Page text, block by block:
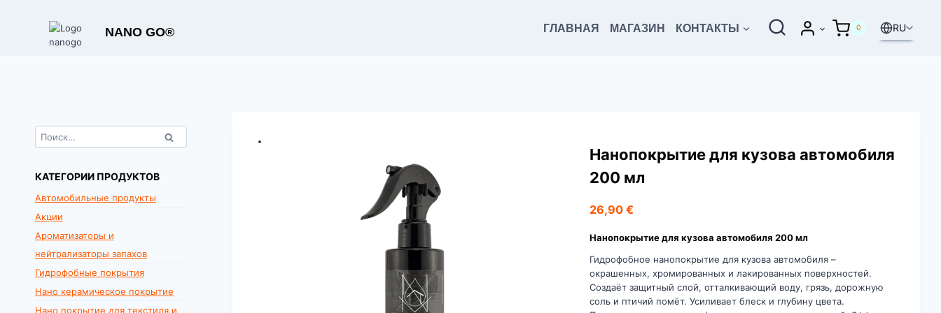
содержимому
NANO GO® ГЛАВНАЯ МАГАЗИН КОНТАКТЫ 0 RU
Нанопокрытие для кузова автомобиля
200 мл
26,90 €
Нанопокрытие для кузова автомобиля 200 мл
Гидрофобное нанопокрытие для кузова автомобиля –
окрашенных, хромированных и лакированных поверхностей.
Создаёт защитный слой, отталкивающий воду, грязь, дорожную
соль и птичий помёт. Усиливает блеск и глубину цвета.
Найти:
КАТЕГОРИИ ПРОДУКТОВ
Автомобильные продукты
Акции
Ароматизаторы и
нейтрализаторы запахов
Гидрофобные покрытия
Нано керамическое покрытие
Нано покрытие для текстиля и